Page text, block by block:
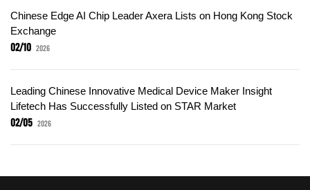
Chinese Edge AI Chip Leader Axera Lists on Hong Kong Stock
Exchange
02/10 2026
Leading Chinese Innovative Medical Device Maker Insight
Lifetech Has Successfully Listed on STAR Market
02/05 2026